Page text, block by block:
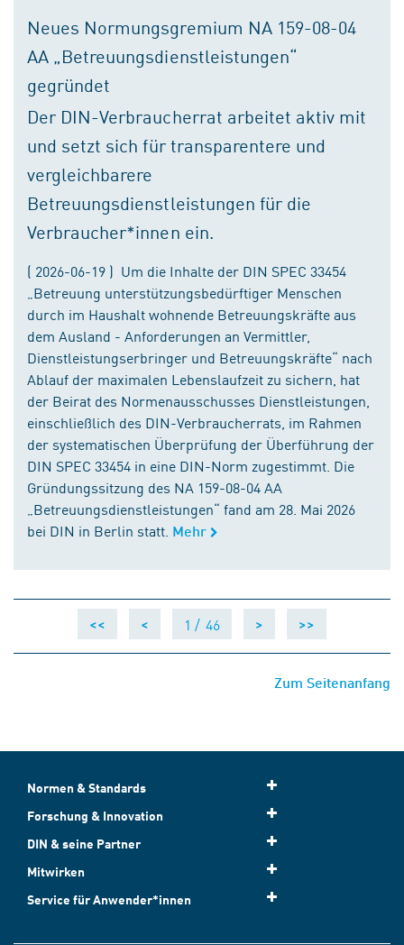
Neues Normungsgremium NA 159-08-04
AA „Betreuungsdienstleistungen“
gegründet
Der DIN-Verbraucherrat arbeitet aktiv mit
und setzt sich für transparentere und
vergleichbarere
Betreuungsdienstleistungen für die
Verbraucher*innen ein.
( 2026-06-19 ) Um die Inhalte der DIN SPEC 33454
„Betreuung unterstützungsbedürftiger Menschen
durch im Haushalt wohnende Betreuungskräfte aus
dem Ausland - Anforderungen an Vermittler,
Dienstleistungserbringer und Betreuungskräfte“ nach
Ablauf der maximalen Lebenslaufzeit zu sichern, hat
der Beirat des Normenausschusses Dienstleistungen,
einschließlich des DIN-Verbraucherrats, im Rahmen
der systematischen Überprüfung der Überführung der
DIN SPEC 33454 in eine DIN-Norm zugestimmt. Die
Gründungssitzung des NA 159-08-04 AA
„Betreuungsdienstleistungen“ fand am 28. Mai 2026
bei DIN in Berlin statt. Mehr
<< < 1 / 46 > >>
Zum Seitenanfang
Normen & Standards
Forschung & Innovation
DIN & seine Partner
Mitwirken
Service für Anwender*innen